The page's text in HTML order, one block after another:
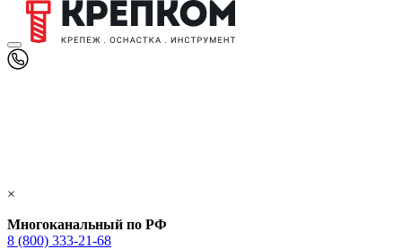
×
Многоканальный по РФ
8 (800) 333‑21-68